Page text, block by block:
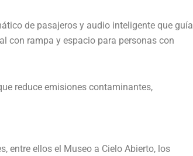
de pasajeros y audio inteligente que guía
con rampa y espacio para personas con
reduce emisiones contaminantes,
entre ellos el Museo a Cielo Abierto, los